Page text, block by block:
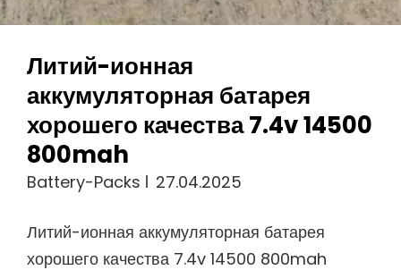
Элементов
Литий-ионная
аккумуляторная батарея
хорошего качества 7.4v 14500
800mah
Battery-Packs 27.04.2025
Литий-ионная аккумуляторная батарея
хорошего качества 7.4v 14500 800mah